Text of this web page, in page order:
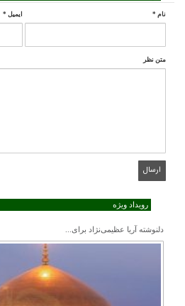
نام * ایمیل *
متن نظر
رویداد ویژه
دلنوشته آریا عظیمی‌نژاد برای...